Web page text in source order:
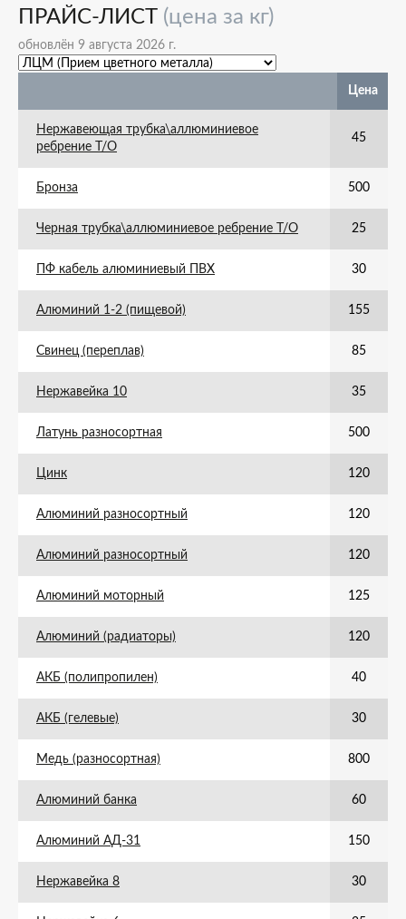
ПРАЙС-ЛИСТ (цена за кг)
обновлён 9 августа 2026 г.
Цена
Нержавеющая трубка\аллюминиевое
ребрение Т/О
45
Бронза 500
Черная трубка\аллюминиевое ребрение Т/О 25
ПФ кабель алюминиевый ПВХ 30
Алюминий 1-2 (пищевой) 155
Свинец (переплав) 85
Нержавейка 10 35
Латунь разносортная 500
Цинк 120
Алюминий разносортный 120
Алюминий разносортный 120
Алюминий моторный 125
Алюминий (радиаторы) 120
АКБ (полипропилен) 40
АКБ (гелевые) 30
Медь (разносортная) 800
Алюминий банка 60
Алюминий АД-31 150
Нержавейка 8 30